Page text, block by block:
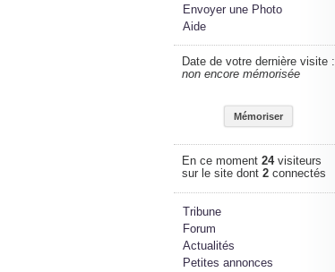
Envoyer une Photo
Aide
Date de votre dernière visite :
non encore mémorisée
En ce moment 24visiteurs
sur le site dont 2connectés
Tribune
Forum
Actualités
Petites annonces